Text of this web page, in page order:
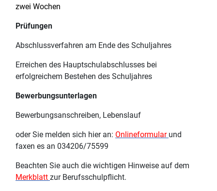
zwei Wochen
Prüfungen
Abschlussverfahren am Ende des Schuljahres
Erreichen des Hauptschulabschlusses bei
erfolgreichem Bestehen des Schuljahres
Bewerbungsunterlagen
Bewerbungsanschreiben, Lebenslauf
oder Sie melden sich hier an: Onlineformular und
faxen es an 034206/75599
Beachten Sie auch die wichtigen Hinweise auf dem
Merkblatt zur Berufsschulpflicht.